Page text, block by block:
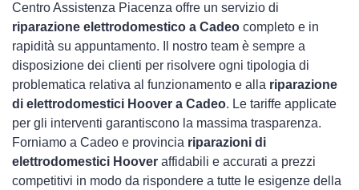
Centro Assistenza Piacenza offre un servizio di
riparazione elettrodomestico a Cadeo completo e in
rapidità su appuntamento. Il nostro team è sempre a
disposizione dei clienti per risolvere ogni tipologia di
problematica relativa al funzionamento e alla riparazione
di elettrodomestici Hoover a Cadeo. Le tariffe applicate
per gli interventi garantiscono la massima trasparenza.
Forniamo a Cadeo e provincia riparazioni di
elettrodomestici Hoover affidabili e accurati a prezzi
competitivi in modo da rispondere a tutte le esigenze della